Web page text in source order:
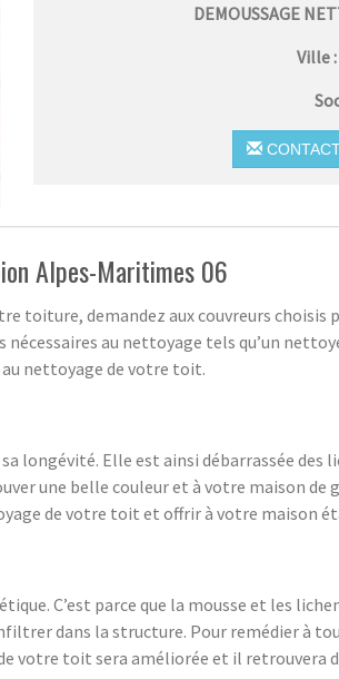
DEMOUSSAGE
Ville :
Alpes-Maritimes 06
toiture, demandez aux couvreurs choisis
au nettoyage tels qu’un
au nettoyage de votre toit.
longévité. Elle est ainsi débarrassée des
une belle couleur et à votre maison de
de votre toit et offrir à votre maison
C’est parce que la mousse et les
dans la structure. Pour remédier à
votre toit sera améliorée et il